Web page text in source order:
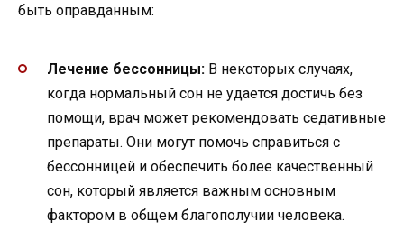
быть оправданным:
Лечение бессонницы: В некоторых случаях,
когда нормальный сон не удается достичь без
помощи, врач может рекомендовать седативные
препараты. Они могут помочь справиться с
бессонницей и обеспечить более качественный
сон, который является важным основным
фактором в общем благополучии человека.